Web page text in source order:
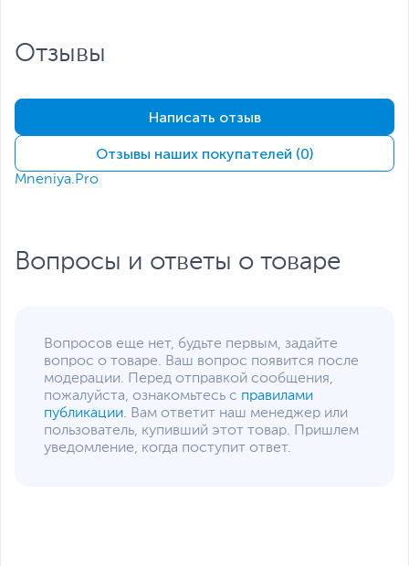
Отзывы
Написать отзыв
Отзывы наших покупателей (0)
Mneniya.Pro
Вопросы и ответы о товаре
Вопросов еще нет, будьте первым, задайте
вопрос о товаре. Ваш вопрос появится после
модерации. Перед отправкой сообщения,
пожалуйста, ознакомьтесь с правилами
публикации. Вам ответит наш менеджер или
пользователь, купивший этот товар. Пришлем
уведомление, когда поступит ответ.